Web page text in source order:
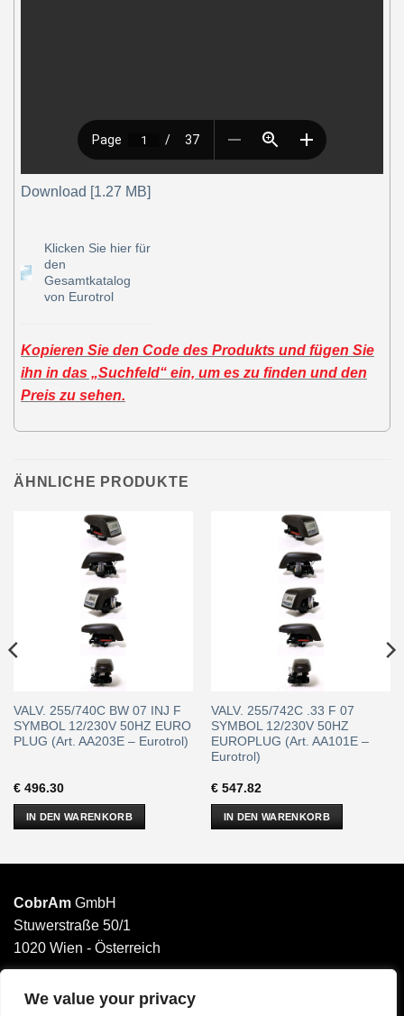
We value your privacy
Download [1.27 MB]
Klicken Sie hier für
den
Gesamtkatalog
von Eurotrol
Kopieren Sie den Code des Produkts und fügen Sie
ihn in das „Suchfeld“ ein, um es zu finden und den
Preis zu sehen.
ÄHNLICHE PRODUKTE
VALV. 255/740C BW 07 INJ F
SYMBOL 12/230V 50HZ EURO
PLUG (Art. AA203E – Eurotrol)
€496.30
IN DEN WARENKORB
VALV. 255/742C .33 F 07
SYMBOL 12/230V 50HZ
EUROPLUG (Art. AA101E –
Eurotrol)
€547.82
IN DEN WARENKORB
CobrAm GmbH
Stuwerstraße 50/1
1020 Wien - Österreich
______________________
Email: office@cobram.gmbh